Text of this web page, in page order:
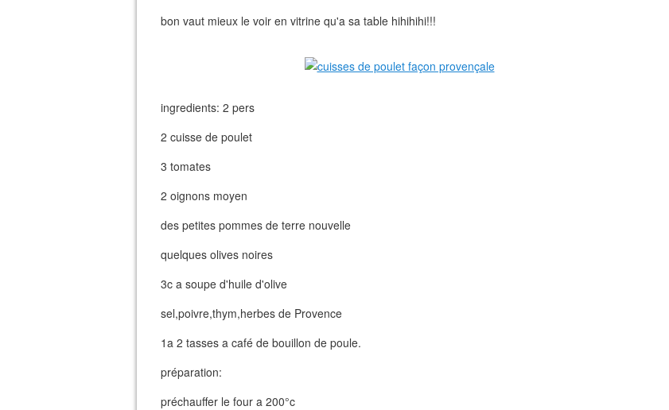
bon vaut mieux le voir en vitrine qu'a sa table hihihihi!!!
ingredients: 2 pers
2 cuisse de poulet
3 tomates
2 oignons moyen
des petites pommes de terre nouvelle
quelques olives noires
3c a soupe d'huile d'olive
sel,poivre,thym,herbes de Provence
1a 2 tasses a café de bouillon de poule.
préparation:
préchauffer le four a 200°c